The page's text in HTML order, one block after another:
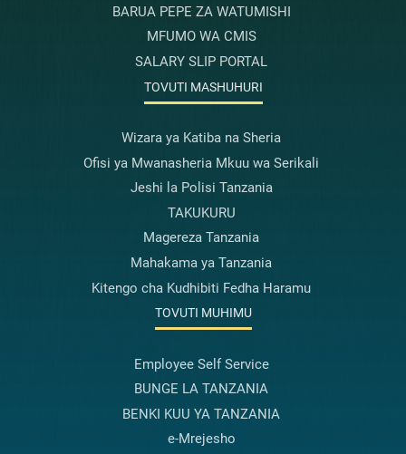
BARUA PEPE ZA WATUMISHI
MFUMO WA CMIS
SALARY SLIP PORTAL
TOVUTI MASHUHURI
Wizara ya Katiba na Sheria
Ofisi ya Mwanasheria Mkuu wa Serikali
Jeshi la Polisi Tanzania
TAKUKURU
Magereza Tanzania
Mahakama ya Tanzania
Kitengo cha Kudhibiti Fedha Haramu
TOVUTI MUHIMU
Employee Self Service
BUNGE LA TANZANIA
BENKI KUU YA TANZANIA
e-Mrejesho